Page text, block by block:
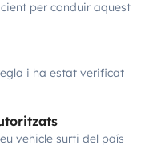
per conduir aquest
i ha estat verificat
vehicle surti del país